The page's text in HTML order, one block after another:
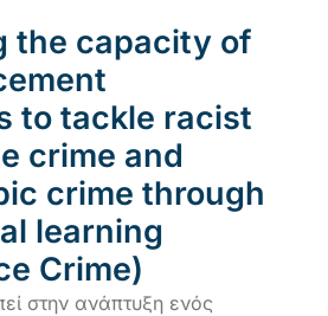
the capacity of
to tackle racist
crime and
crime through
learning
Crime)
στην ανάπτυξη ενός